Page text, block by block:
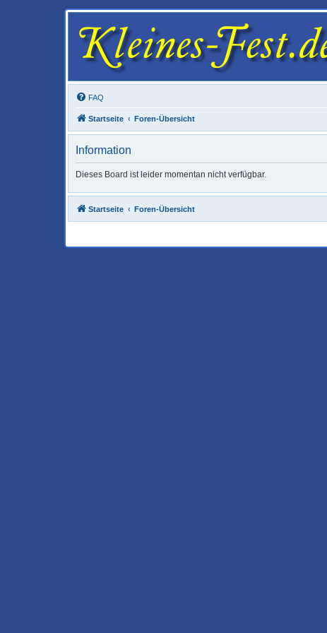
FAQ
Startseite Foren-Übersicht
Information
Dieses Board ist leider momentan nicht verfügbar.
Startseite Foren-Übersicht